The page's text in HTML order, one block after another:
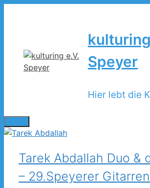
Speyer
Hier lebt die
Tarek Abdallah Duo &
– 29.Speyerer